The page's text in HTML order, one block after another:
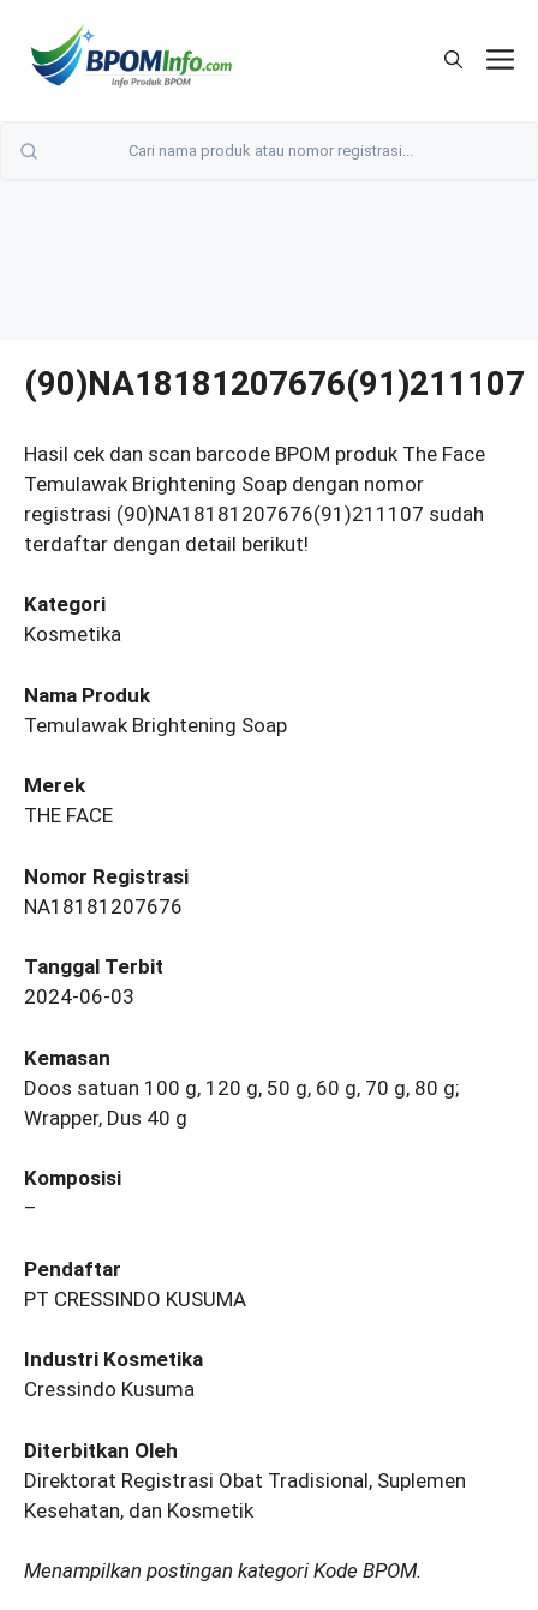
(90)NA18181207676(91)211107
Hasil cek dan scan barcode BPOM produk The Face
Temulawak Brightening Soap dengan nomor
registrasi (90)NA18181207676(91)211107 sudah
terdaftar dengan detail berikut!
Kategori
Kosmetika
Nama Produk
Temulawak Brightening Soap
Merek
THE FACE
Nomor Registrasi
NA18181207676
Tanggal Terbit
2024-06-03
Kemasan
Doos satuan 100 g, 120 g, 50 g, 60 g, 70 g, 80 g;
Wrapper, Dus 40 g
Komposisi
–
Pendaftar
PT CRESSINDO KUSUMA
Industri Kosmetika
Cressindo Kusuma
Diterbitkan Oleh
Direktorat Registrasi Obat Tradisional, Suplemen
Kesehatan, dan Kosmetik
Menampilkan postingan kategori Kode BPOM.